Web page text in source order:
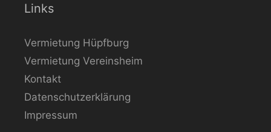
Links
Vermietung Hüpfburg
Vermietung Vereinsheim
Kontakt
Datenschutzerklärung
Impressum